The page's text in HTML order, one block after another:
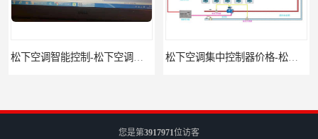
您是第3917971位访客